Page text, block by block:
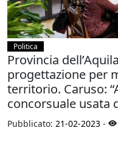
Politica
Provincia
progettazione per
territorio. Caruso:
concorsuale usata
Pubblicato: 21-02-2023 -